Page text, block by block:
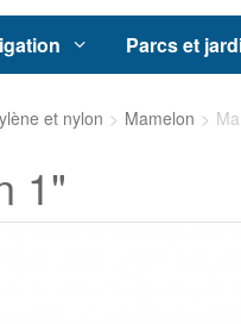
Parcs et
et nylon > Mamelon >
1"